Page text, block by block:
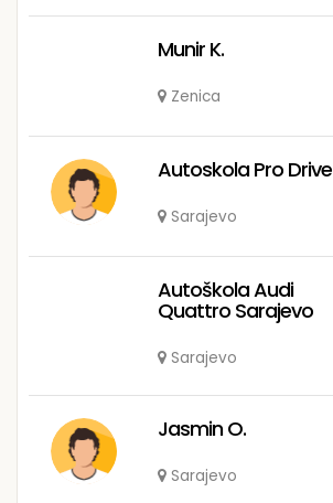
Munir K.
Zenica
Autoskola Pro Drive
Sarajevo
Autoškola Audi
Quattro Sarajevo
Sarajevo
Jasmin O.
Sarajevo